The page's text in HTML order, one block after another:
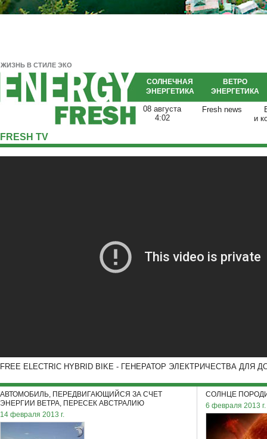
ЖИЗНЬ В СТИЛЕ ЭКО
СОЛНЕЧНАЯ
ЭНЕРГЕТИКА
ВЕТРО
ЭНЕРГЕТИКА
Fresh news
и
08 августа
4:02
FRESH TV
FREE ELECTRIC HYBRID BIKE - ГЕНЕРАТОР ЭЛЕКТРИЧЕСТВА ДЛЯ
АВТОМОБИЛЬ, ПЕРЕДВИГАЮЩИЙСЯ ЗА СЧЕТ
ЭНЕРГИИ ВЕТРА, ПЕРЕСЕК АВСТРАЛИЮ
14 февраля 2013 г.
СОЛНЦЕ
6 февраля 2013 г.